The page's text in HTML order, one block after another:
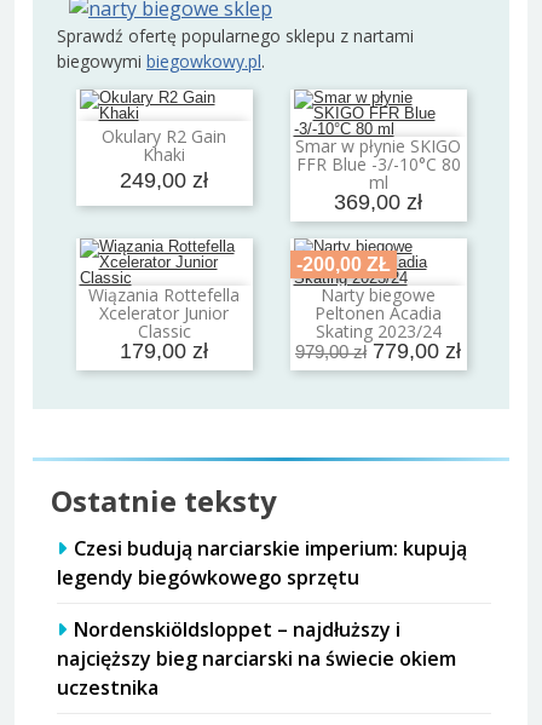
Sprawdź ofertę popularnego sklepu z nartami
biegowymi biegowkowy.pl.
Okulary R2 Gain
Khaki
249,00 zł
Dodaj do koszyka Smar w płynie SKIGO
FFR Blue -3/-10°C 80
ml
369,00 zł
Dodaj do koszyka
Wiązania Rottefella
Xcelerator Junior
Classic
179,00 zł
Dodaj do koszyka
-200,00 ZŁ
Narty biegowe
Peltonen Acadia
Skating 2023/24
979,00 zł 779,00 zł
Dodaj do koszyka
Ostatnie teksty
Czesi budują narciarskie imperium: kupują
legendy biegówkowego sprzętu
Nordenskiöldsloppet – najdłuższy i
najcięższy bieg narciarski na świecie okiem
uczestnika